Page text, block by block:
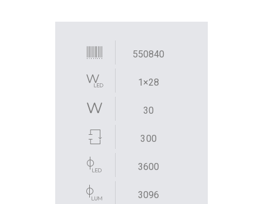
550840
1×28
30
300
3600
3096